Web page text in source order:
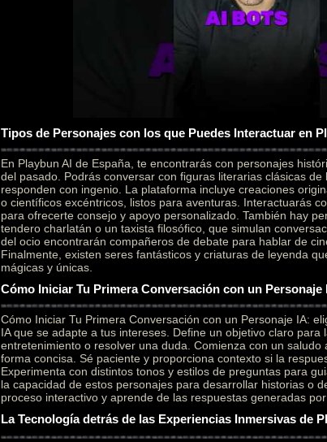
Tipos de Personajes con los que Puedes Interactuar en
En Playbun AI de España, te encontrarás con personajes
del pasado. Podrás conversar con figuras literarias clásicas
responden con ingenio. La plataforma incluye creaciones
o científicos excéntricos, listos para aventuras. Interactuarás
para ofrecerte consejo y apoyo personalizado. También hay
tendero charlatán o un taxista filosófico, que simulan
del ocio encontrarán compañeros de debate para hablar de
Finalmente, existen seres fantásticos y criaturas de leyenda
mágicas y únicas.
Cómo Iniciar Tu Primera Conversación con un Personaje
Cómo Iniciar Tu Primera Conversación con un Personaje IA:
IA que se adapte a tus intereses. Define un objetivo claro para
entretenimiento o resolver una duda. Comienza con un
forma concisa. Sé paciente y proporciona contexto si la
Experimenta con distintos tonos y estilos de preguntas para
la capacidad de estos personajes para desarrollar historias o
proceso interactivo y aprende de las respuestas generadas
La Tecnología detrás de las Experiencias Inmersivas de